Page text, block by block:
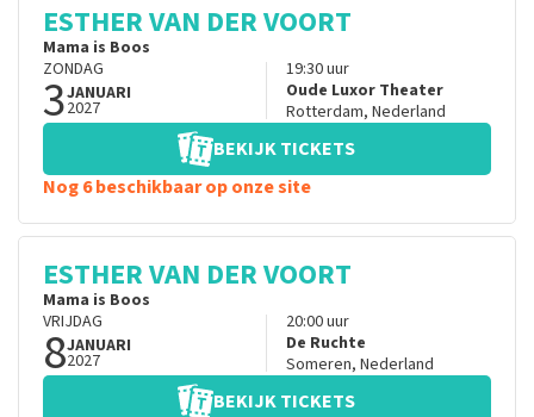
ESTHER VAN DER VOORT
Mama is Boos
ZONDAG
3JANUARI
2027
19:30uur
Oude Luxor Theater
Rotterdam, Nederland
BEKIJK TICKETS
Nog 6 beschikbaar op onze site
ESTHER VAN DER VOORT
Mama is Boos
VRIJDAG
8JANUARI
2027
20:00uur
De Ruchte
Someren, Nederland
BEKIJK TICKETS